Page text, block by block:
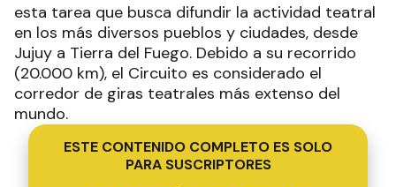
esta tarea que busca difundir la actividad teatral
en los más diversos pueblos y ciudades, desde
Jujuy a Tierra del Fuego. Debido a su recorrido
(20.000 km), el Circuito es considerado el
corredor de giras teatrales más extenso del
mundo.
ESTE CONTENIDO COMPLETO ES SOLO
PARA SUSCRIPTORES